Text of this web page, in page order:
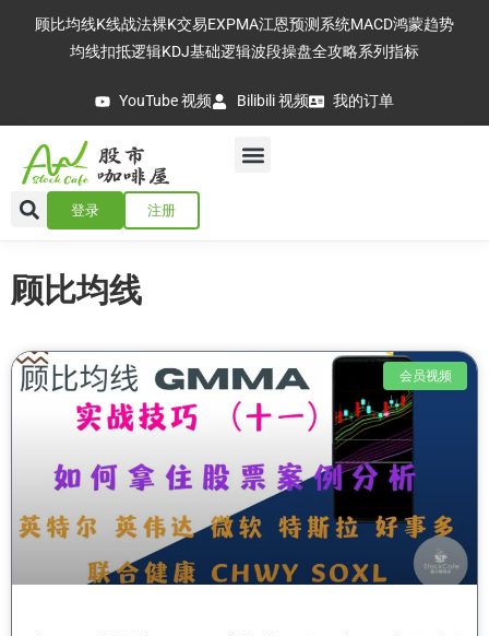
顾比均线K线战法裸K交易EXPMA江恩预测系统MACD鸿蒙趋势
均线扣抵逻辑KDJ基础逻辑波段操盘全攻略系列指标
YouTube 视频 Bilibili 视频 我的订单
登录 注册
顾比均线
会员视频